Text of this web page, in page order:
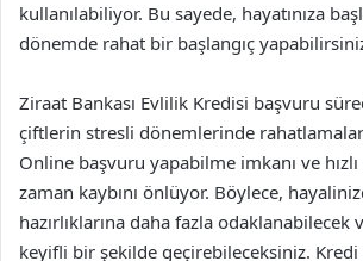
kullanılabiliyor. Bu sayede, hayatınıza
dönemde rahat bir başlangıç
Ziraat Bankası Evlilik Kredisi başvuru
çiftlerin stresli dönemlerinde
Online başvuru yapabilme imkanı ve
zaman kaybını önlüyor. Böylece,
hazırlıklarına daha fazla odaklanabilecek
keyifli bir şekilde geçirebileceksiniz. Kredi